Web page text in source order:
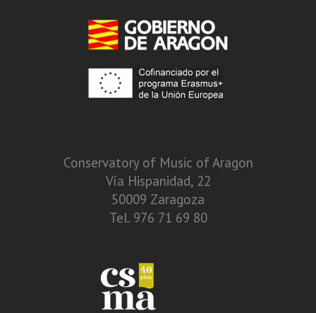
Conservatory of Music of Aragon
Vía Hispanidad, 22
50009 Zaragoza
Tel. 976 71 69 80